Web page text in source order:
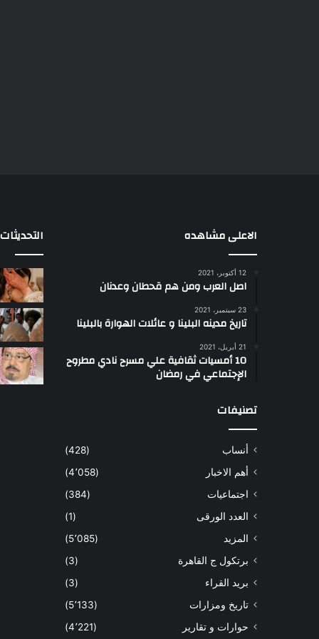
الاعلى مشاهده
12 أكتوبر، 2021
اصل العرب ومن هم قحطان وعدنان
23 سبتمبر، 2021
تاريخ مدينه البلينا و عائلات الهوارة بالبلينا
21 أبريل، 2021
10 أمسيات ثقافية علي مسرح نادي مطروح
الإجتماعي في رمضان
تصنيفات
أنساب
(428)
أهم الاخبار
(4٬058)
اجتماعيات
(384)
العدد الورقى
(1)
المزيد
(5٬085)
برتكول ج القاهرة
(3)
بريد القراء
(3)
تاريخ ومزارات
(5٬133)
حوارات و تقارير
(4٬221)
التحديثات